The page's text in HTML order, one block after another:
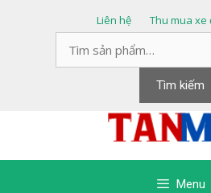
Liên hệ
Thu mua xe
kiếm:
Tìm kiếm
Menu